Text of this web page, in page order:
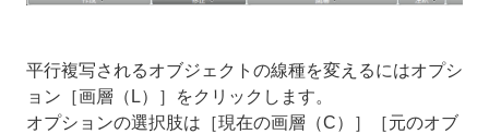
平行複写されるオブジェクトの線種を変えるにはオプシ
ョン［画層（L）］をクリックします。
オプションの選択肢は［現在の画層（C）］［元のオブ